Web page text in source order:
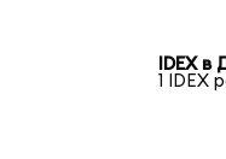
IDEX
1 IDEX